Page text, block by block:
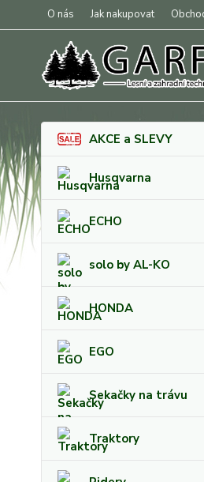
O nás Jak nakupovat
AKCE a SLEVY
Husqvarna
ECHO
solo by AL-KO
HONDA
EGO
Sekačky na trávu
Traktory